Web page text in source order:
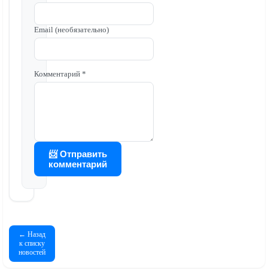
Email (необязательно)
Комментарий *
📨 Отправить
комментарий
← Назад
к списку
новостей